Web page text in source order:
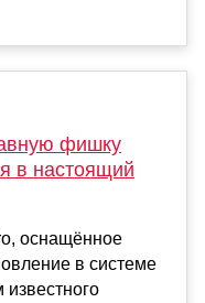
фишку
в настоящий
оснащённое
в системе